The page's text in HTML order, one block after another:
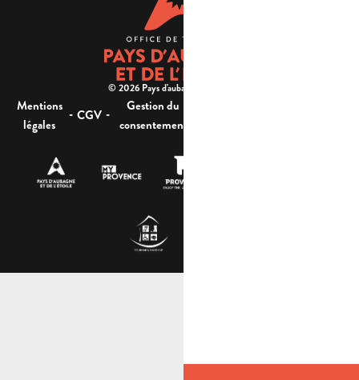
© 2026 Pays d'aubagne et de l'étoile -
Mentions
légales
- CGV -
Gestion du
consentement